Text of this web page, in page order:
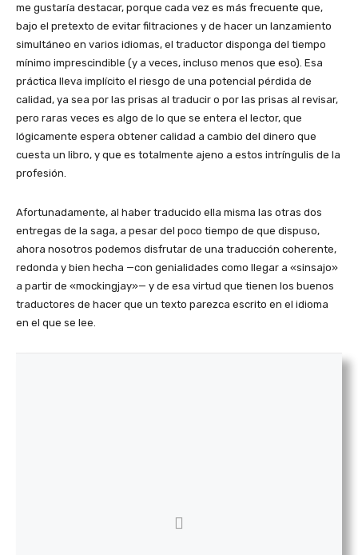
me gustaría destacar, porque cada vez es más frecuente que,
bajo el pretexto de evitar filtraciones y de hacer un lanzamiento
simultáneo en varios idiomas, el traductor disponga del tiempo
mínimo imprescindible (y a veces, incluso menos que eso). Esa
práctica lleva implícito el riesgo de una potencial pérdida de
calidad, ya sea por las prisas al traducir o por las prisas al revisar,
pero raras veces es algo de lo que se entera el lector, que
lógicamente espera obtener calidad a cambio del dinero que
cuesta un libro, y que es totalmente ajeno a estos intríngulis de la
profesión.
Afortunadamente, al haber traducido ella misma las otras dos
entregas de la saga, a pesar del poco tiempo de que dispuso,
ahora nosotros podemos disfrutar de una traducción coherente,
redonda y bien hecha —con genialidades como llegar a «sinsajo»
a partir de «mockingjay»— y de esa virtud que tienen los buenos
traductores de hacer que un texto parezca escrito en el idioma
en el que se lee.